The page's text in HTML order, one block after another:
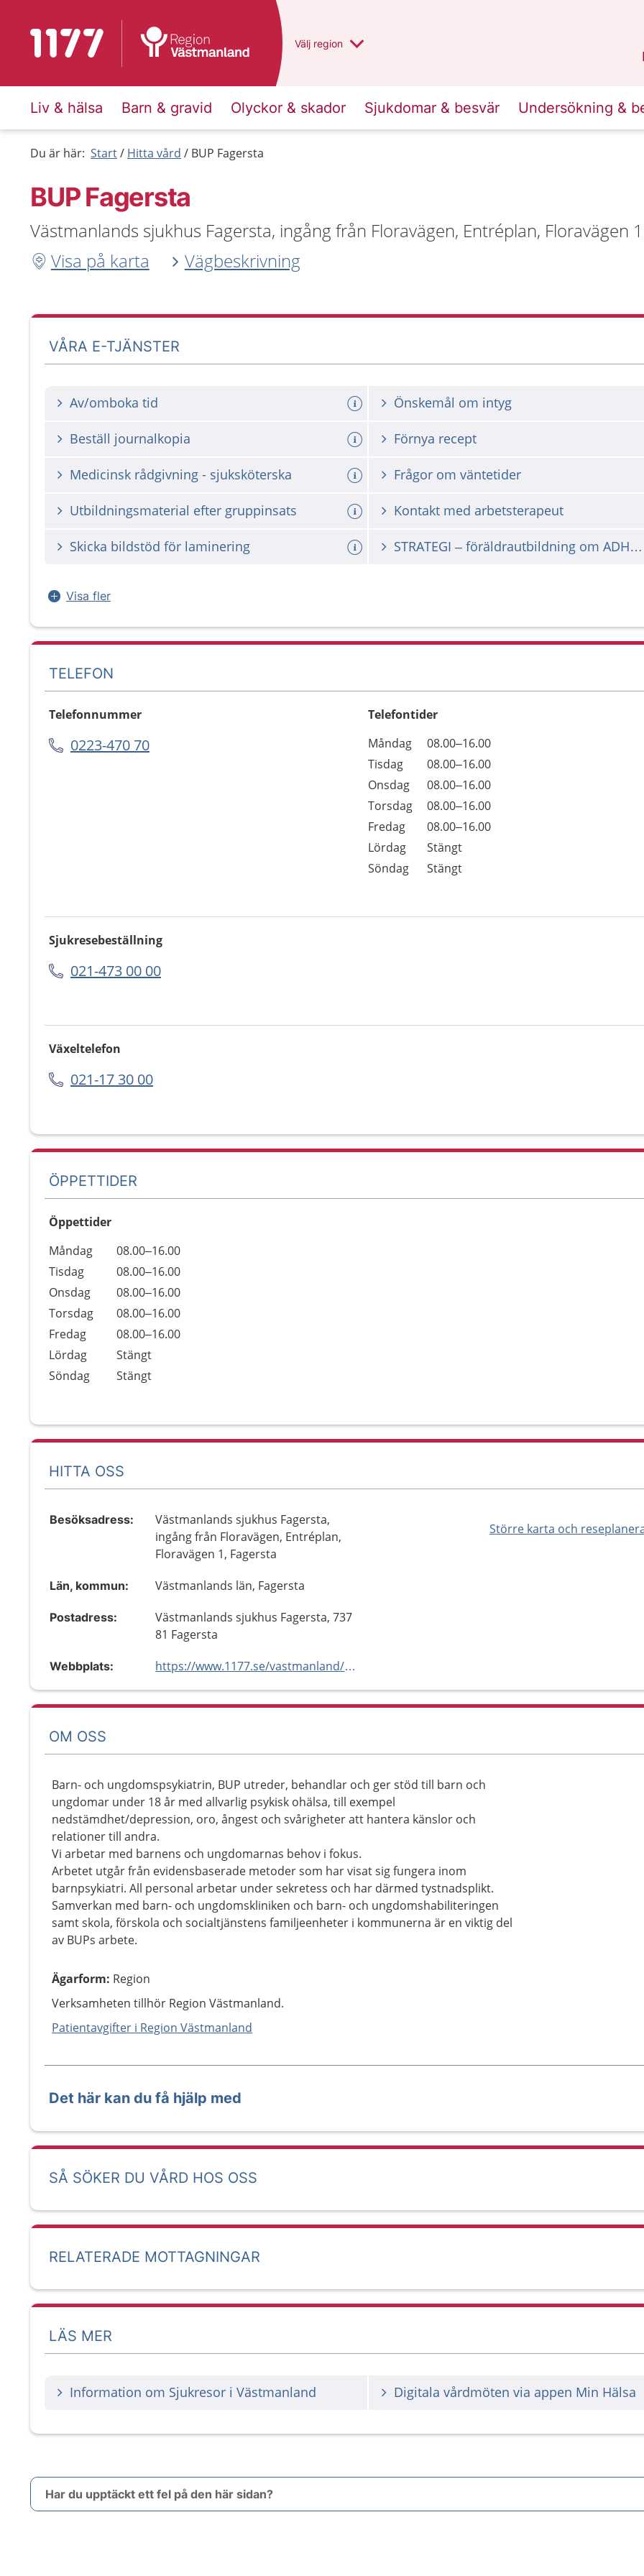
Till startsidan för 1177 Du har valt region
Välj en annan
region
Liv & hälsa Barn & gravid Olyckor & skador Sjukdomar & besvär Undersökning &
Du är här: Start Hitta vård BUP Fagersta
BUP Fagersta
Västmanlands sjukhus Fagersta, ingång från Floravägen, Entréplan, Floravägen
Visa på karta
Vägbeskrivning
VÅRA E-TJÄNSTER
Av/omboka tid Önskemål om intyg
Beställ journalkopia Förnya recept
Medicinsk rådgivning - sjuksköterska Frågor om väntetider
Utbildningsmaterial efter gruppinsats Kontakt med arbetsterapeut
Skicka bildstöd för laminering STRATEGI – föräldrautbildning om ADHD/ADD
Visa fler
TELEFON
Telefonnummer
0223-470 70
Telefontider
Dag
Öppettider
Kommentarer
Måndag
08.00–16.00
Tisdag
08.00–16.00
Onsdag
08.00–16.00
Torsdag
08.00–16.00
Fredag
08.00–16.00
Lördag
Stängt
Söndag
Stängt
Sjukresebeställning
021-473 00 00
Växeltelefon
021-17 30 00
ÖPPETTIDER
Öppettider
Dag
Öppettider
Kommentarer
Måndag
08.00–16.00
Tisdag
08.00–16.00
Onsdag
08.00–16.00
Torsdag
08.00–16.00
Fredag
08.00–16.00
Lördag
Stängt
Söndag
Stängt
HITTA OSS
Större karta och
Besöksadress:
Västmanlands sjukhus Fagersta,
ingång från Floravägen, Entréplan,
Floravägen 1, Fagersta
Län, kommun: Västmanlands län, Fagersta
Postadress:
Västmanlands sjukhus Fagersta, 737
81 Fagersta
Webbplats: https://www.1177.se/vastmanland/bup-fagersta
OM OSS
Barn- och ungdomspsykiatrin, BUP utreder, behandlar och ger stöd till barn och
ungdomar under 18 år med allvarlig psykisk ohälsa, till exempel
nedstämdhet/depression, oro, ångest och svårigheter att hantera känslor och
relationer till andra.
Vi arbetar med barnens och ungdomarnas behov i fokus.
Arbetet utgår från evidensbaserade metoder som har visat sig fungera inom
barnpsykiatri. All personal arbetar under sekretess och har därmed tystnadsplikt.
Samverkan med barn- och ungdomskliniken och barn- och ungdomshabiliteringen
samt skola, förskola och socialtjänstens familjeenheter i kommunerna är en viktig del
av BUPs arbete.
Ägarform: Region
Verksamheten tillhör Region Västmanland.
Patientavgifter i Region Västmanland
Det här kan du få hjälp med
SÅ SÖKER DU VÅRD HOS OSS
RELATERADE MOTTAGNINGAR
LÄS MER
Information om Sjukresor i Västmanland Digitala vårdmöten via appen Min Hälsa
Har du upptäckt ett fel på den här sidan?